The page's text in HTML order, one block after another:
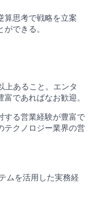
算思考で戦略を立案
できる。
上あること。エンタ
であればなお歓迎。
する営業経験が豊富で
テクノロジー業界の営
ムを活用した実務経